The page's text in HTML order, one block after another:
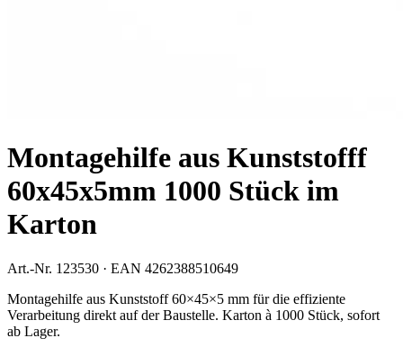
Montagehilfe aus Kunststofff
60x45x5mm 1000 Stück im
Karton
Art.-Nr. 123530 · EAN 4262388510649
Montagehilfe aus Kunststoff 60×45×5 mm für die effiziente
Verarbeitung direkt auf der Baustelle. Karton à 1000 Stück, sofort
ab Lager.